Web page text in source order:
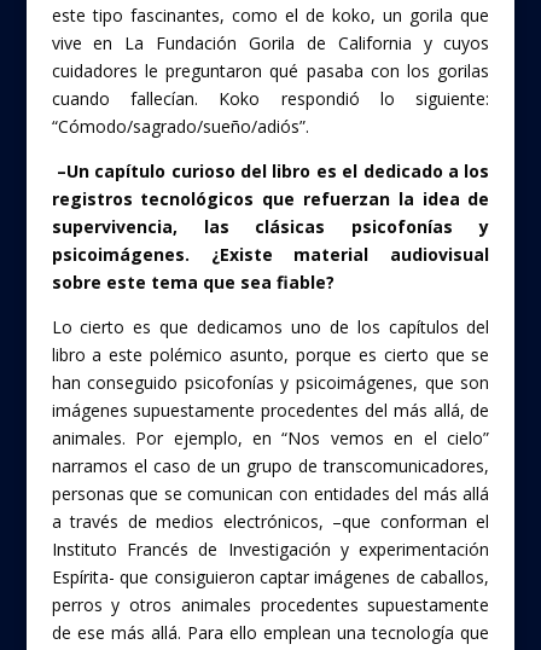
este tipo fascinantes, como el de koko, un gorila que
vive en La Fundación Gorila de California y cuyos
cuidadores le preguntaron qué pasaba con los gorilas
cuando fallecían. Koko respondió lo siguiente:
“Cómodo/sagrado/sueño/adiós”.
–Un capítulo curioso del libro es el dedicado a los
registros tecnológicos que refuerzan la idea de
supervivencia, las clásicas psicofonías y
psicoimágenes. ¿Existe material audiovisual
sobre este tema que sea fiable?
Lo cierto es que dedicamos uno de los capítulos del
libro a este polémico asunto, porque es cierto que se
han conseguido psicofonías y psicoimágenes, que son
imágenes supuestamente procedentes del más allá, de
animales. Por ejemplo, en “Nos vemos en el cielo”
narramos el caso de un grupo de transcomunicadores,
personas que se comunican con entidades del más allá
a través de medios electrónicos, –que conforman el
Instituto Francés de Investigación y experimentación
Espírita- que consiguieron captar imágenes de caballos,
perros y otros animales procedentes supuestamente
de ese más allá. Para ello emplean una tecnología que